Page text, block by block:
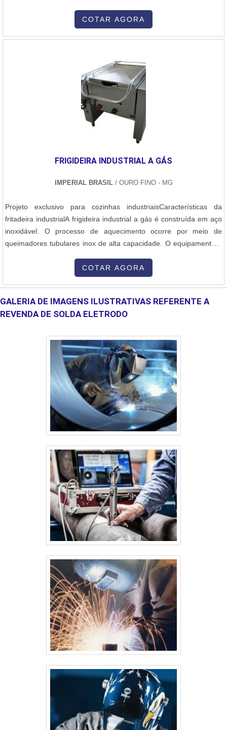
uma área de 4.000m2; Equipamentos de última geração.OUTRAS
INFORMAÇÕES SOBRE A MELHOR EMPRESA NO
SEGMENTOApenas na Master Serviços e Usinagem tem a solução
como recuperação de caldeira e fabricação de pantógrafos.Isso se
deve ao fato de ser uma empresa comprometida com seus
serviços e uma empresa que preza pela segurança, conquistas
adquiridas porque investiu em uma estrutura que hoje conta com
escritório de alta qualidade onde são realizadas as atividades e
estrutura suficiente para atender todas as demandas. Tudo isso,
somado a uma equipe com corpo técnico especializado e equipe
todos os clientes..
a passagem de gás para o local da queima. A Instalação de fogão
COTAR AGORA
FRIGIDEIRA INDUSTRIAL A GÁS
IMPERIAL BRASIL/ OURO FINO - MG
Projeto exclusivo para cozinhas industriaisCaracterísticas da
fritadeira industrialA frigideira industrial a gás é construída em aço
inoxidável. O processo de aquecimento ocorre por meio de
queimadores tubulares inox de alta capacidade. O equipamento é
segurança contra vazamento de gás, com chama piloto e
COTAR AGORA
GALERIA DE IMAGENS ILUSTRATIVAS REFERENTE A
REVENDA DE SOLDA ELETRODO